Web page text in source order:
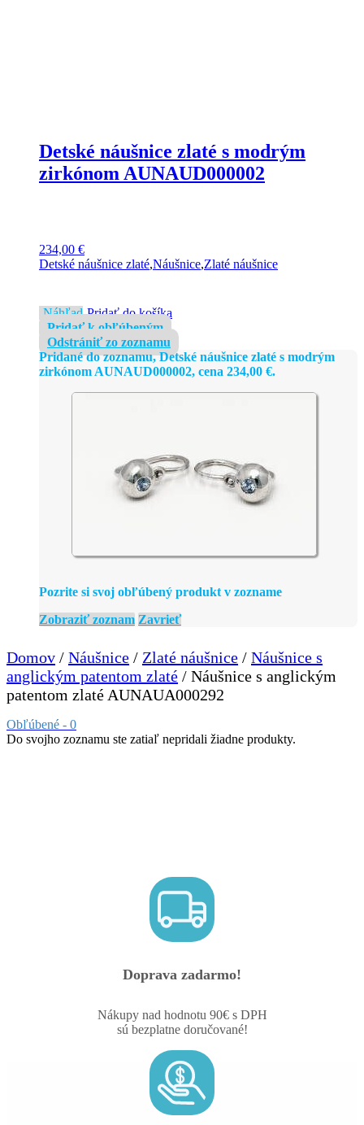
Detské náušnice zlaté s modrým
zirkónom AUNAUD000002
234,00 €
Detské náušnice zlaté,Náušnice,Zlaté náušnice
Náhľad Pridať do košíka
Pridať k obľúbeným
Odstrániť zo zoznamu
Pridané do zoznamu, Detské náušnice zlaté s modrým
zirkónom AUNAUD000002, cena 234,00 €.
Pozrite si svoj obľúbený produkt v zozname
Zobraziť zoznam Zavrieť
Domov / Náušnice / Zlaté náušnice / Náušnice s
anglickým patentom zlaté / Náušnice s anglickým
patentom zlaté AUNAUA000292
Obľúbené - 0
Do svojho zoznamu ste zatiaľ nepridali žiadne produkty.
Doprava zadarmo!
Nákupy nad hodnotu 90€ s DPH
sú bezplatne doručované!